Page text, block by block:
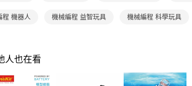
程 機器人 機械編程 益智玩具 機械編程 科學玩具
人也在看